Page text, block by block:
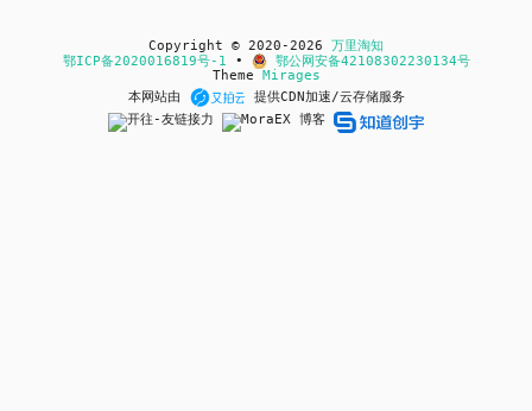
Copyright © 2020-2026 万里淘知
鄂ICP备2020016819号-1 •
鄂公网安备42108302230134号
Theme Mirages
本网站由
提供CDN加速/云存储服务